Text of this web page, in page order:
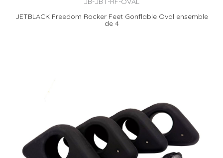
JETBLACK Freedom Rocker Feet Gonflable Oval ensemble
de 4